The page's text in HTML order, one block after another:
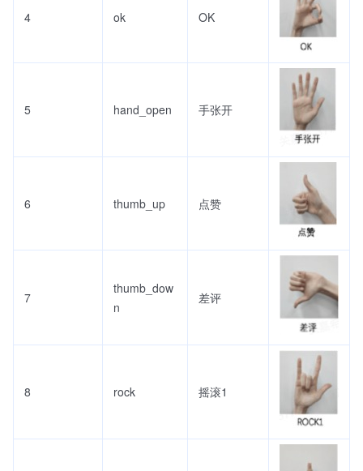
4 ok OK
5 hand_open 手张开
6 thumb_up 点赞
7
thumb_dow
n
差评
8 rock 摇滚1